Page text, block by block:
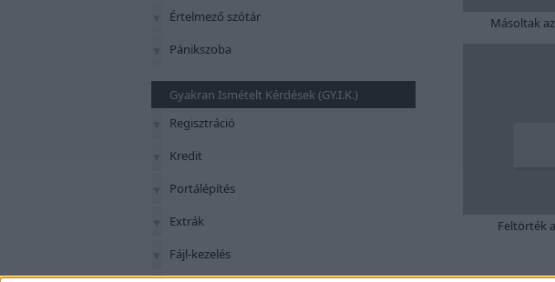
Értelmező szótár
Pánikszoba
Gyakran Ismételt Kérdések (GY.I.K.)
Regisztráció
Kredit
Portálépítés
Extrák
Fájl-kezelés
Másoltak
Feltörték